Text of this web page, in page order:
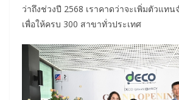
ว่าถึงช่วงปี 2568 เราคาดว่าจะเพิ่มตัวแท
เพื่อให้ครบ 300 สาขาทั่วประเทศ